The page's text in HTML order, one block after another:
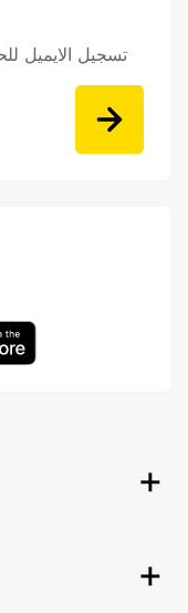
تسجيل الايميل